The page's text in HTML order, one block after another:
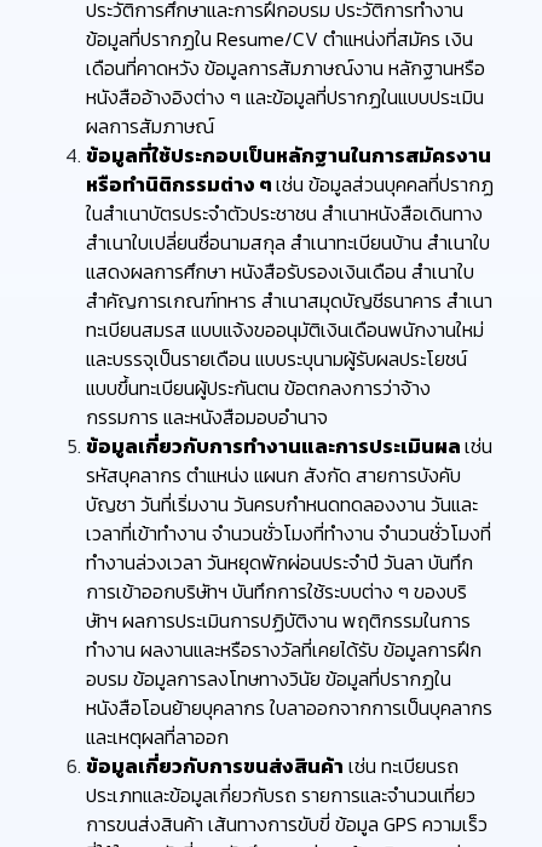
ประวัติการศึกษาและการฝึกอบรม ประวัติการทำงาน
ข้อมูลที่ปรากฏใน Resume/CV ตำแหน่งที่สมัคร เงิน
เดือนที่คาดหวัง ข้อมูลการสัมภาษณ์งาน หลักฐานหรือ
หนังสืออ้างอิงต่าง ๆ และข้อมูลที่ปรากฏในแบบประเมิน
ผลการสัมภาษณ์
ข้อมูลที่ใช้ประกอบเป็นหลักฐานในการสมัครงาน
หรือทำนิติกรรมต่าง ๆเช่น ข้อมูลส่วนบุคคลที่ปรากฏ
ในสำเนาบัตรประจำตัวประชาชน สำเนาหนังสือเดินทาง
สำเนาใบเปลี่ยนชื่อนามสกุล สำเนาทะเบียนบ้าน สำเนาใบ
แสดงผลการศึกษา หนังสือรับรองเงินเดือน สำเนาใบ
สำคัญการเกณฑ์ทหาร สำเนาสมุดบัญชีธนาคาร สำเนา
ทะเบียนสมรส แบบแจ้งขออนุมัติเงินเดือนพนักงานใหม่
และบรรจุเป็นรายเดือน แบบระบุนามผู้รับผลประโยชน์
แบบขึ้นทะเบียนผู้ประกันตน ข้อตกลงการว่าจ้าง
กรรมการ และหนังสือมอบอำนาจ
ข้อมูลเกี่ยวกับการทำงานและการประเมินผลเช่น
รหัสบุคลากร ตำแหน่ง แผนก สังกัด สายการบังคับ
บัญชา วันที่เริ่มงาน วันครบกำหนดทดลองงาน วันและ
เวลาที่เข้าทำงาน จำนวนชั่วโมงที่ทำงาน จำนวนชั่วโมงที่
ทำงานล่วงเวลา วันหยุดพักผ่อนประจำปี วันลา บันทึก
การเข้าออกบริษัทฯ บันทึกการใช้ระบบต่าง ๆ ของบริ
ษัทฯ ผลการประเมินการปฏิบัติงาน พฤติกรรมในการ
ทำงาน ผลงานและหรือรางวัลที่เคยได้รับ ข้อมูลการฝึก
อบรม ข้อมูลการลงโทษทางวินัย ข้อมูลที่ปรากฏใน
หนังสือโอนย้ายบุคลากร ใบลาออกจากการเป็นบุคลากร
และเหตุผลที่ลาออก
ข้อมูลเกี่ยวกับการขนส่งสินค้า เช่น ทะเบียนรถ
ประเภทและข้อมูลเกี่ยวกับรถ รายการและจำนวนเที่ยว
การขนส่งสินค้า เส้นทางการขับขี่ ข้อมูล GPS ความเร็ว